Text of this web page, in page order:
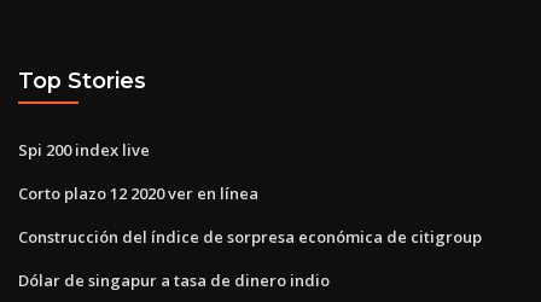
Top Stories
Spi 200 index live
Corto plazo 12 2020 ver en línea
Construcción del índice de sorpresa económica de citigroup
Dólar de singapur a tasa de dinero indio